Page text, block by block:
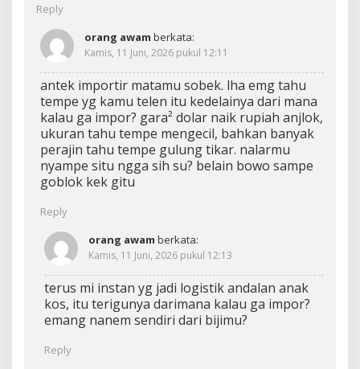
Reply
orang awam berkata:
Kamis, 11 Juni, 2026 pukul 12:11
antek importir matamu sobek. lha emg tahu
tempe yg kamu telen itu kedelainya dari mana
kalau ga impor? gara² dolar naik rupiah anjlok,
ukuran tahu tempe mengecil, bahkan banyak
perajin tahu tempe gulung tikar. nalarmu
nyampe situ ngga sih su? belain bowo sampe
goblok kek gitu
Reply
orang awam berkata:
Kamis, 11 Juni, 2026 pukul 12:13
terus mi instan yg jadi logistik andalan anak
kos, itu terigunya darimana kalau ga impor?
emang nanem sendiri dari bijimu?
Reply